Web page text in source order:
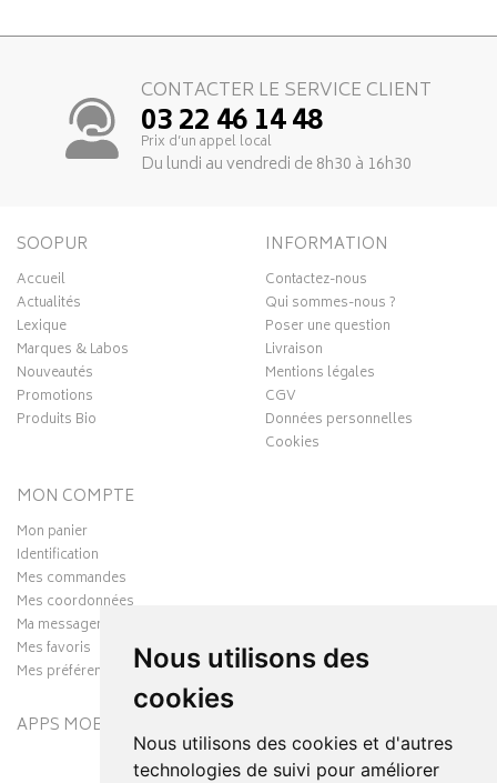
Nous utilisons des
cookies
Nous utilisons des cookies et d'autres
technologies de suivi pour améliorer
CONTACTER LE SERVICE CLIENT
03 22 46 14 48
Prix d’un appel local
Du lundi au vendredi de 8h30 à 16h30
SOOPUR
Accueil
Actualités
Lexique
Marques & Labos
Nouveautés
Promotions
Produits Bio
INFORMATION
Contactez-nous
Qui sommes-nous ?
Poser une question
Livraison
Mentions légales
CGV
Données personnelles
Cookies
MON COMPTE
Mon panier
Identification
Mes commandes
Mes coordonnées
Ma messagerie
Mes favoris
Mes préférences Cookies
APPS MOBILES